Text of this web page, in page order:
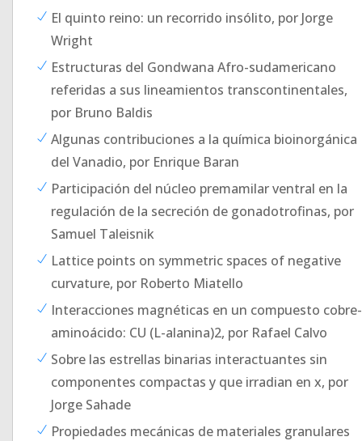
El quinto reino: un recorrido insólito, por Jorge
Wright
Estructuras del Gondwana Afro-sudamericano
referidas a sus lineamientos transcontinentales,
por Bruno Baldis
Algunas contribuciones a la química bioinorgánica
del Vanadio, por Enrique Baran
Participación del núcleo premamilar ventral en la
regulación de la secreción de gonadotrofinas, por
Samuel Taleisnik
Lattice points on symmetric spaces of negative
curvature, por Roberto Miatello
Interacciones magnéticas en un compuesto cobre-
aminoácido: CU (L-alanina)2, por Rafael Calvo
Sobre las estrellas binarias interactuantes sin
componentes compactas y que irradian en x, por
Jorge Sahade
Propiedades mecánicas de materiales granulares